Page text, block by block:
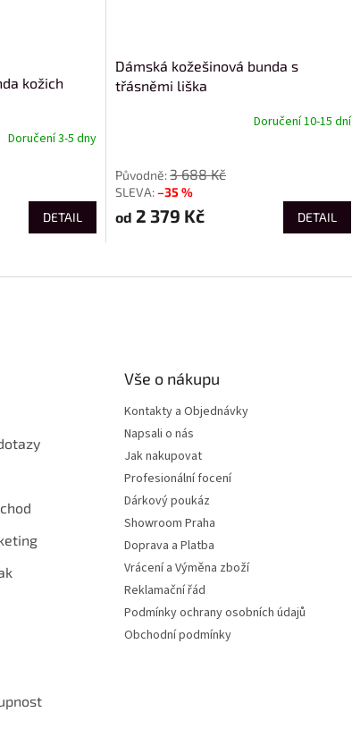
kožich
Doručení 3-5 dny
DETAIL
Dámská kožešinová bunda s
třásněmi liška
Doručení 10-15 dní
3 688 Kč
–35 %
od 2 379 Kč DETAIL
Vše o nákupu
Kontakty a Objednávky
Napsali o nás
Jak nakupovat
Profesionální focení
Dárkový poukáz
Showroom Praha
Doprava a Platba
Vrácení a Výměna zboží
Reklamační řád
Podmínky ochrany osobních údajů
Obchodní podmínky